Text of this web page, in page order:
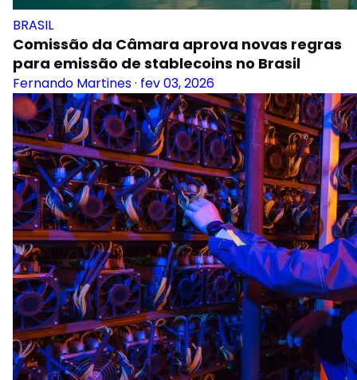
BRASIL
Comissão da Câmara aprova novas regras
para emissão de stablecoins no Brasil
Fernando Martines· fev 03, 2026